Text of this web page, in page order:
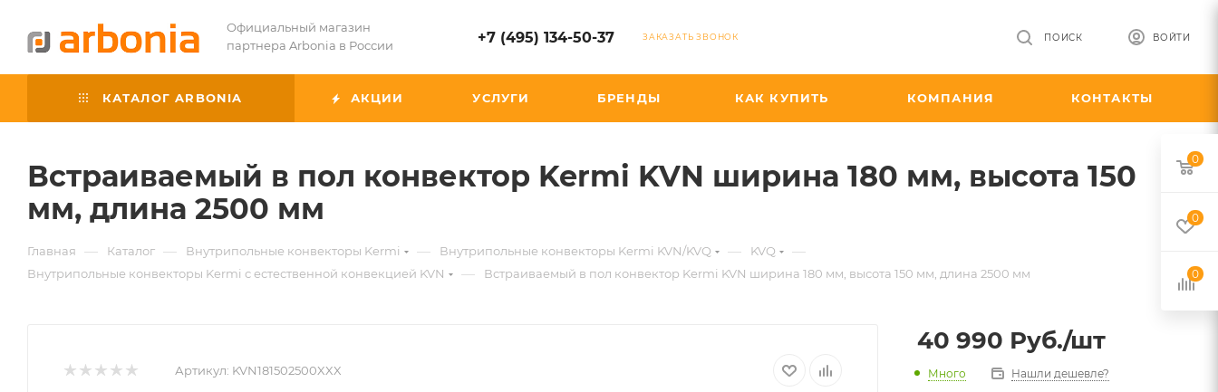
Официальный магазин
партнера Arbonia в России
+7 (495) 134-50-37 ЗАКАЗАТЬ ЗВОНОК ВОЙТИ
ПОИСК
КАТАЛОГ ARBONIA АКЦИИ УСЛУГИ БРЕНДЫ КАК КУПИТЬ КОМПАНИЯ КОНТАКТЫ
Встраиваемый в пол конвектор Kermi KVN ширина 180 мм, высота 150
мм, длина 2500 мм
Главная — Каталог — Внутрипольные конвекторы Kermi — Внутрипольные конвекторы Kermi KVN/KVQ — KVQ —
Внутрипольные конвекторы Kermi с естественной конвекцией KVN — Встраиваемый в пол конвектор Kermi KVN ширина 180 мм, высота 150 мм, длина 2500 мм
Артикул: KVN181502500XXX
40 990 Руб./шт
Много Нашли дешевле?
0
0
0